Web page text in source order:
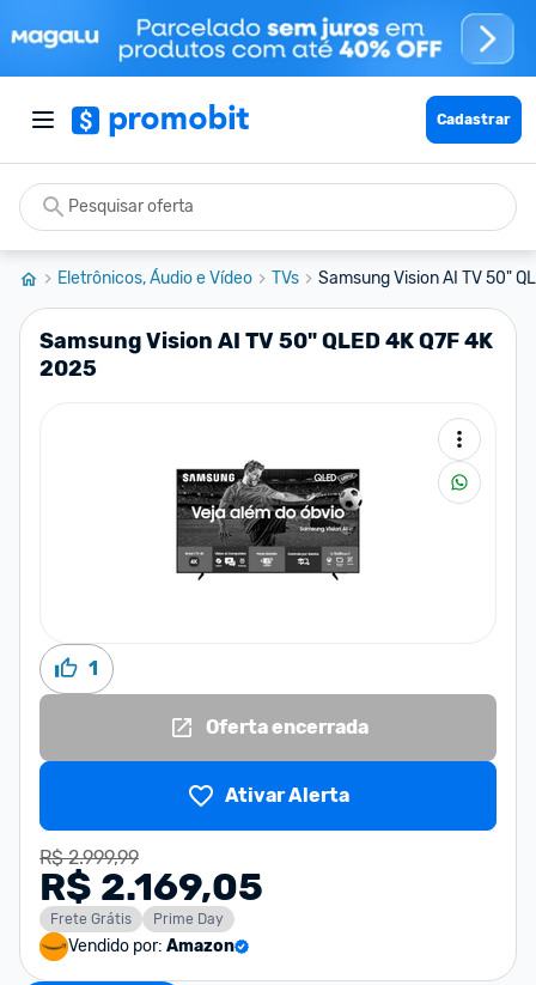
Cadastrar
Eletrônicos, Áudio e Vídeo TVs Samsung Vision AI TV 50"
Samsung Vision AI TV 50" QLED 4K Q7F 4K
2025
1
Oferta encerrada
Ativar Alerta
R$ 2.999,99
R$ 2.169,05
Frete Grátis Prime Day
Vendido por: Amazon